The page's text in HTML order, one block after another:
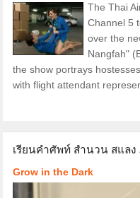
The Thai
Channel 5
over the
Nangfah"
the show portrays
with flight attendant
เรียนคำศัพท์ สำนวน สแล
Grow in the Dark